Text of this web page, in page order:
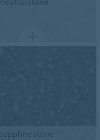
sapphire stone